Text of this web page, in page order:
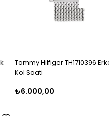
Tommy Hilfiger TH1710396 Erkek
Kol Saati
₺6.000,00